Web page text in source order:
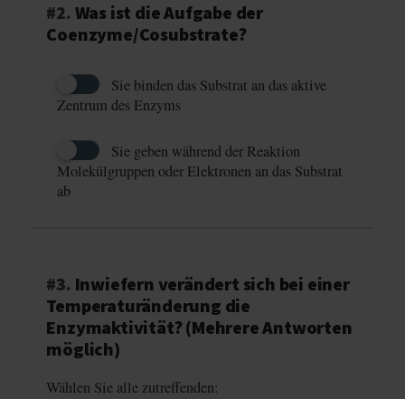
#2. Was ist die Aufgabe der
Coenzyme/Cosubstrate?
Sie binden das Substrat an das aktive
Zentrum des Enzyms
Sie geben während der Reaktion
Molekülgruppen oder Elektronen an das Substrat
ab
#3. Inwiefern verändert sich bei einer
Temperaturänderung die
Enzymaktivität? (Mehrere Antworten
möglich)
Wählen Sie alle zutreffenden: